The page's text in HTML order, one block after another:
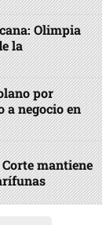
Olimpia
la
por
a negocio en
mantiene